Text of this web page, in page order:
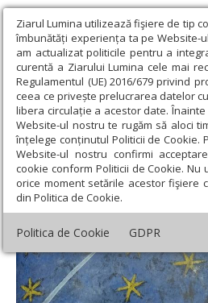
Ziarul Lumina utilizează fişiere de tip
îmbunătăți experiența ta pe Website-
am actualizat politicile pentru a
curentă a Ziarului Lumina cele mai
Regulamentul (UE) 2016/679 privind
ceea ce privește prelucrarea datelor
libera circulație a acestor date.
Website-ul nostru te rugăm să aloci
înțelege conținutul Politicii de Cookie.
Website-ul nostru confirmi
cookie conform Politicii de Cookie. Nu
orice moment setările acestor fişiere
din Politica de Cookie.
Politica de Cookie GDPR
Ziarul Lumina › Teologie și
Achilina; Sf. Ier. Trifilie, Episcopul
peşte)
Sf. Mc. Achilina; Sf. Ier.
Lefcosiei din Cipru